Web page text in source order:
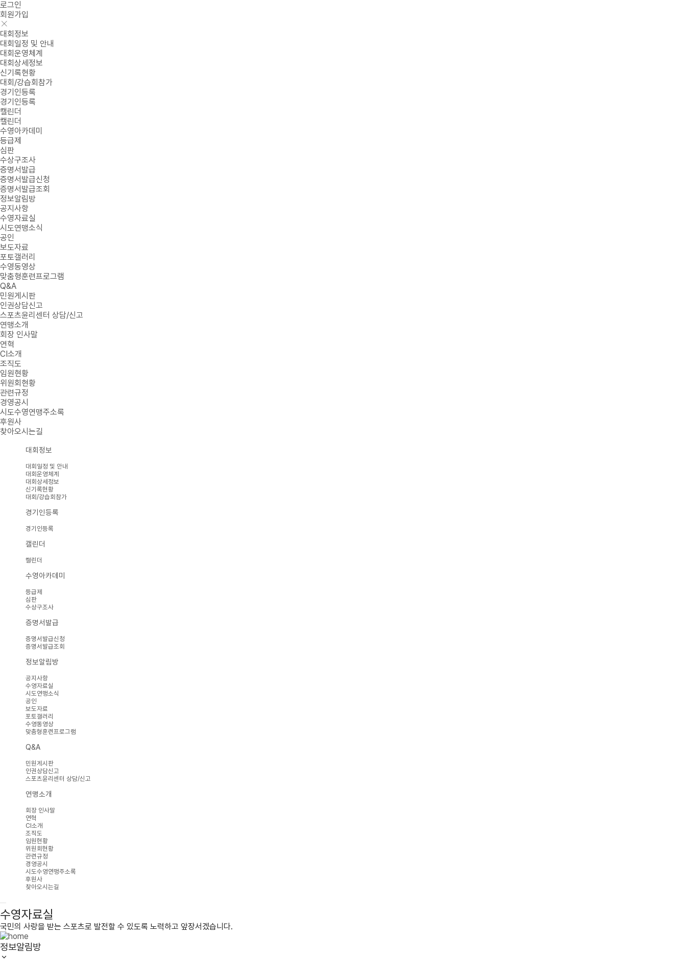
로그인
회원가입
대회정보
대회일정 및 안내
대회운영체계
대회상세정보
신기록현황
대회/강습회참가
경기인등록
경기인등록
캘린더
캘린더
수영아카데미
등급제
심판
수상구조사
증명서발급
증명서발급신청
증명서발급조회
정보알림방
공지사항
수영자료실
시도연맹소식
공인
보도자료
포토갤러리
수영동영상
맞춤형훈련프로그램
Q&A
민원게시판
인권상담신고
스포츠윤리센터 상담/신고
연맹소개
회장 인사말
연혁
CI소개
조직도
임원현황
위원회현황
관련규정
경영공시
시도수영연맹주소록
후원사
찾아오시는길
대회정보
대회일정 및 안내
대회운영체계
대회상세정보
신기록현황
대회/강습회참가
경기인등록
경기인등록
캘린더
캘린더
수영아카데미
등급제
심판
수상구조사
증명서발급
증명서발급신청
증명서발급조회
정보알림방
공지사항
수영자료실
시도연맹소식
공인
보도자료
포토갤러리
수영동영상
맞춤형훈련프로그램
Q&A
민원게시판
인권상담신고
스포츠윤리센터 상담/신고
연맹소개
회장 인사말
연혁
CI소개
조직도
임원현황
위원회현황
관련규정
경영공시
시도수영연맹주소록
후원사
찾아오시는길
수영자료실
국민의 사랑을 받는 스포츠로 발전할 수 있도록 노력하고 앞장서겠습니다.
정보알림방